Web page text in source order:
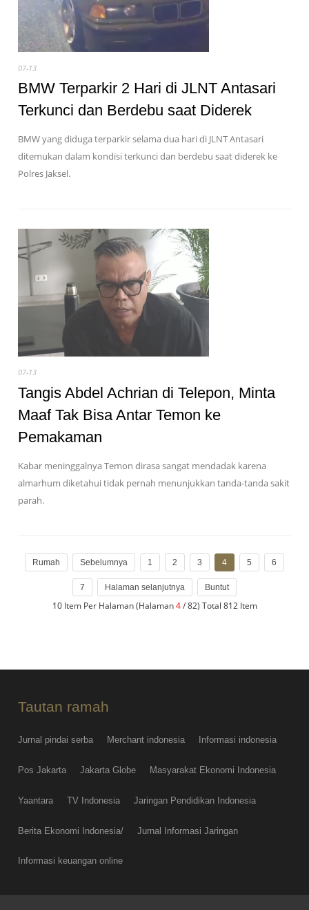
07-13
BMW Terparkir 2 Hari di JLNT Antasari
Terkunci dan Berdebu saat Diderek
BMW yang diduga terparkir selama dua hari di JLNT Antasari
ditemukan dalam kondisi terkunci dan berdebu saat diderek ke
Polres Jaksel.
07-13
Tangis Abdel Achrian di Telepon, Minta
Maaf Tak Bisa Antar Temon ke
Pemakaman
Kabar meninggalnya Temon dirasa sangat mendadak karena
almarhum diketahui tidak pernah menunjukkan tanda-tanda sakit
parah.
Rumah Sebelumnya 1 2 3 4 5 6
7 Halaman selanjutnya Buntut
10 Item Per Halaman (Halaman4/ 82) Total 812 Item
Tautan ramah
Jurnal pindai serba Merchant indonesia Informasi indonesia
Pos Jakarta Jakarta Globe Masyarakat Ekonomi Indonesia
Yaantara TV Indonesia Jaringan Pendidikan Indonesia
Berita Ekonomi Indonesia/ Jurnal Informasi Jaringan
Informasi keuangan online